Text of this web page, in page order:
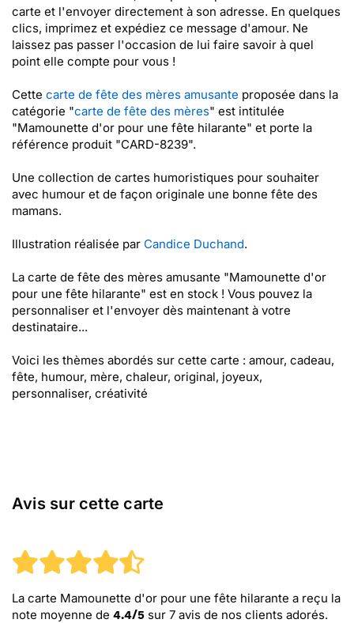
carte et l'envoyer directement à son adresse. En quelques
clics, imprimez et expédiez ce message d'amour. Ne
laissez pas passer l'occasion de lui faire savoir à quel
point elle compte pour vous !
Cette carte de fête des mères amusante proposée dans la
catégorie "carte de fête des mères" est intitulée
"Mamounette d'or pour une fête hilarante" et porte la
référence produit "CARD-8239".
Une collection de cartes humoristiques pour souhaiter
avec humour et de façon originale une bonne fête des
mamans.
Illustration réalisée par Candice Duchand.
La carte de fête des mères amusante "Mamounette d'or
pour une fête hilarante" est en stock ! Vous pouvez la
personnaliser et l'envoyer dès maintenant à votre
destinataire...
Voici les thèmes abordés sur cette carte : amour, cadeau,
fête, humour, mère, chaleur, original, joyeux,
personnaliser, créativité
Avis sur cette carte
La carte Mamounette d'or pour une fête hilarante a reçu la
note moyenne de 4.4/5 sur 7 avis de nos clients adorés.